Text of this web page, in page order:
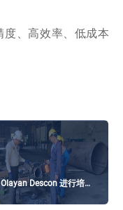
度、高效率、低成本
Descon 进行培训
特阿拉伯达曼